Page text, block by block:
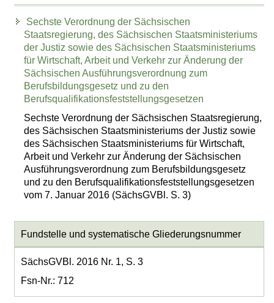
Sechste Verordnung der Sächsischen
Staatsregierung, des Sächsischen Staatsministeriums
der Justiz sowie des Sächsischen Staatsministeriums
für Wirtschaft, Arbeit und Verkehr zur Änderung der
Sächsischen Ausführungsverordnung zum
Berufsbildungsgesetz und zu den
Berufsqualifikationsfeststellungsgesetzen
Sechste Verordnung der Sächsischen Staatsregierung,
des Sächsischen Staatsministeriums der Justiz sowie
des Sächsischen Staatsministeriums für Wirtschaft,
Arbeit und Verkehr zur Änderung der Sächsischen
Ausführungsverordnung zum Berufsbildungsgesetz
und zu den Berufsqualifikationsfeststellungsgesetzen
vom 7. Januar 2016 (SächsGVBl. S. 3)
Fundstelle und systematische Gliederungsnummer
SächsGVBl. 2016 Nr. 1, S. 3
Fsn-Nr.: 712